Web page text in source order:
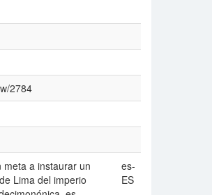
2784
a instaurar un
Lima del imperio
es-
ES